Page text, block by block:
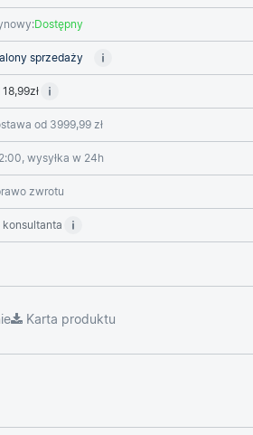
Dostępny
sprzedaży
18,99zł
od 3999,99 zł
wysyłka w 24h
zwrotu
Karta produktu